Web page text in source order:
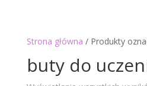
Strona główna / Produkty
buty do